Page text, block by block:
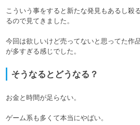
こういう事をすると新たな発見もあるし殺
るので見てきました。
今回は欲しいけど売ってないと思ってた作
が多すぎる感じでした。
そうなるとどうなる？
お金と時間が足らない。
ゲーム系も多くて本当にやばい。